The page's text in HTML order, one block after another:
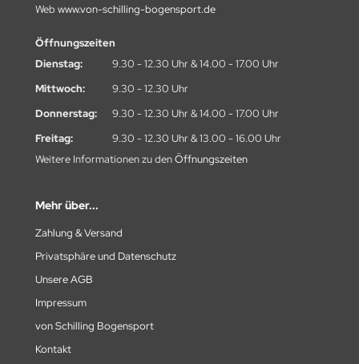
Web www.von-schilling-bogensport.de
Öffnungszeiten
Dienstag:
9.30 - 12.30 Uhr & 14.00 - 17.00 Uhr
Mittwoch:
9.30 - 12.30 Uhr
Donnerstag:
9.30 - 12.30 Uhr & 14.00 - 17.00 Uhr
Freitag:
9.30 - 12.30 Uhr & 13.00 - 16.00 Uhr
Weitere Informationen zu denÖffnungszeiten
Mehr über...
Zahlung & Versand
Privatsphäre und Datenschutz
Unsere AGB
Impressum
von Schilling Bogensport
Kontakt